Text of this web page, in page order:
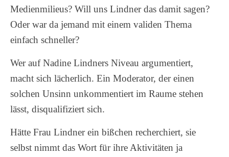
Medienmilieus? Will uns Lindner das damit sagen?
Oder war da jemand mit einem validen Thema
einfach schneller?
Wer auf Nadine Lindners Niveau argumentiert,
macht sich lächerlich. Ein Moderator, der einen
solchen Unsinn unkommentiert im Raume stehen
lässt, disqualifiziert sich.
Hätte Frau Lindner ein bißchen recherchiert, sie
selbst nimmt das Wort für ihre Aktivitäten ja